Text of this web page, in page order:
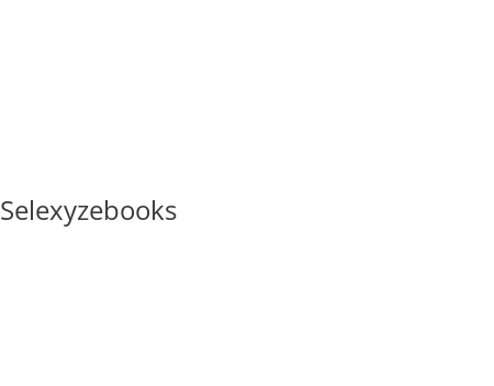
Selexyzebooks